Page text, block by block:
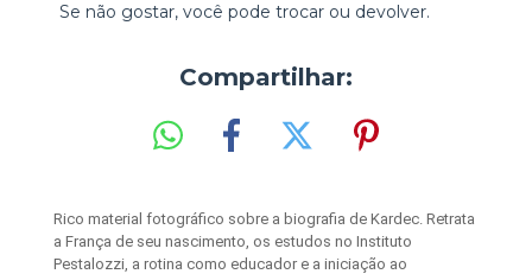
Se não gostar, você pode trocar ou devolver.
Compartilhar:
Rico material fotográfico sobre a biografia de Kardec. Retrata
a França de seu nascimento, os estudos no Instituto
Pestalozzi, a rotina como educador e a iniciação ao